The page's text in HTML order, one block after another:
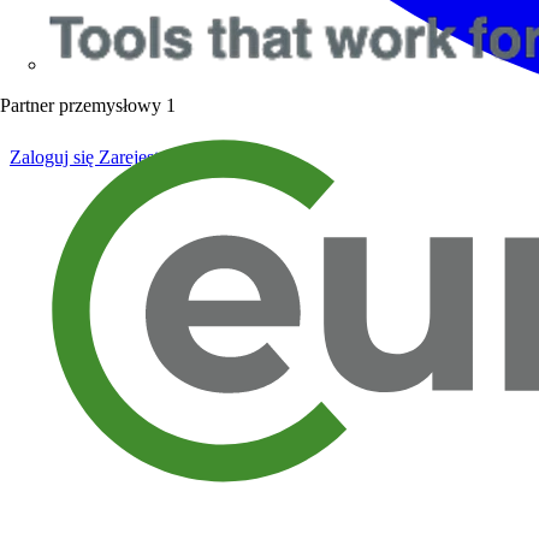
Partner przemysłowy 1
Zaloguj się Zarejestruj się